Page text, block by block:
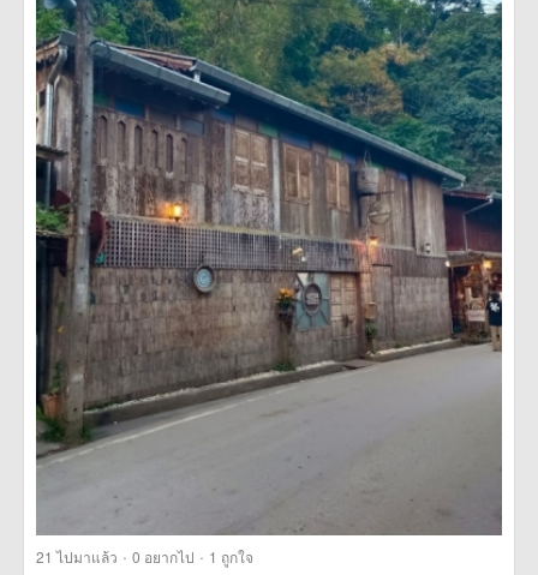
21 ไปมาแล้ว · 0 อยากไป · 1 ถูกใจ